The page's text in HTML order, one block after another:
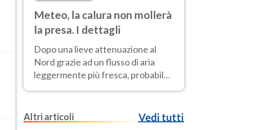
Meteo, la calura non mollerà
la presa. I dettagli
Dopo una lieve attenuazione al
Nord grazie ad un flusso di aria
leggermente più fresca, probabile
nuovo rinforzo dell’anticiclone
Altri articoli
Vedi tutti